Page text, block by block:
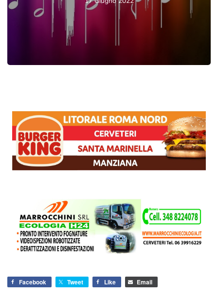
Facebook Tweet Like Email